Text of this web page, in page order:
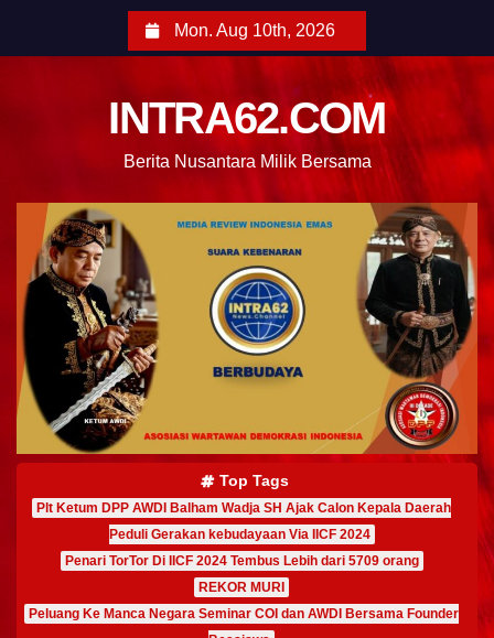
Mon. Aug 10th, 2026
INTRA62.COM
Berita Nusantara Milik Bersama
Top Tags
Plt Ketum DPP AWDI Balham Wadja SH Ajak Calon Kepala Daerah
Peduli Gerakan kebudayaan Via IICF 2024
Penari TorTor Di IICF 2024 Tembus Lebih dari 5709 orang
REKOR MURI
Peluang Ke Manca Negara Seminar COI dan AWDI Bersama Founder